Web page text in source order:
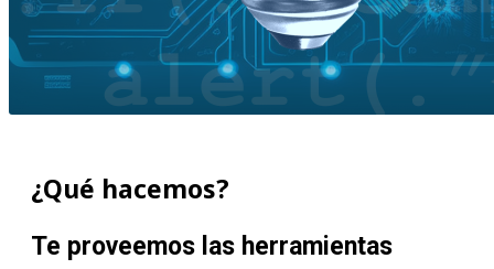
¿Qué hacemos?
Te proveemos las herramientas